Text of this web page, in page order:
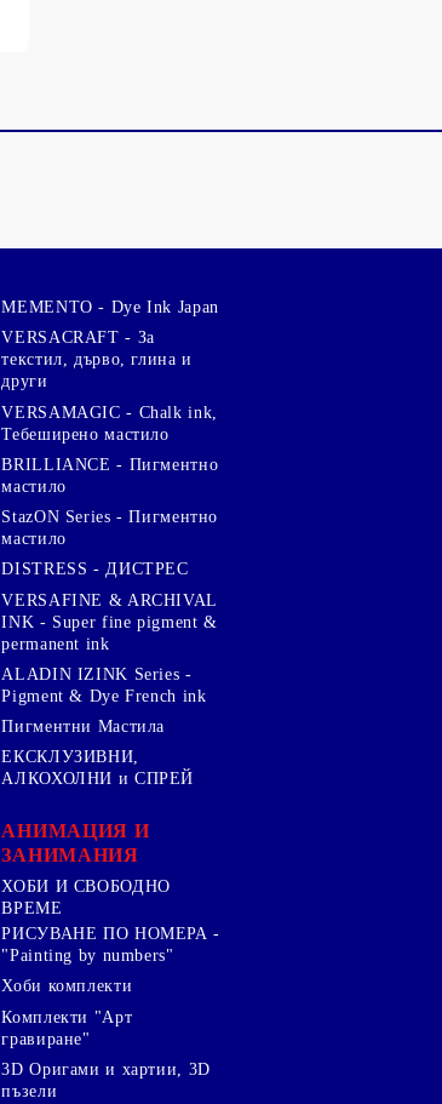
MEMENTO - Dye Ink Japan
VERSACRAFT - За
текстил, дърво, глина и
други
VERSAMAGIC - Chalk ink,
Тебеширено мастило
BRILLIANCE - Пигментно
мастило
StazON Series - Пигментно
мастило
DISTRESS - ДИСТРЕС
VERSAFINE & ARCHIVAL
INK - Super fine pigment &
permanent ink
ALADIN IZINK Series -
Pigment & Dye French ink
Пигментни Мастила
ЕКСКЛУЗИВНИ,
АЛКОХОЛНИ и СПРЕЙ
АНИМАЦИЯ И
ЗАНИМАНИЯ
ХОБИ И СВОБОДНО
ВРЕМЕ
РИСУВАНЕ ПО НОМЕРА -
"Painting by numbers"
Хоби комплекти
Комплекти "Арт
гравиране"
3D Оригами и хартии, 3D
пъзели